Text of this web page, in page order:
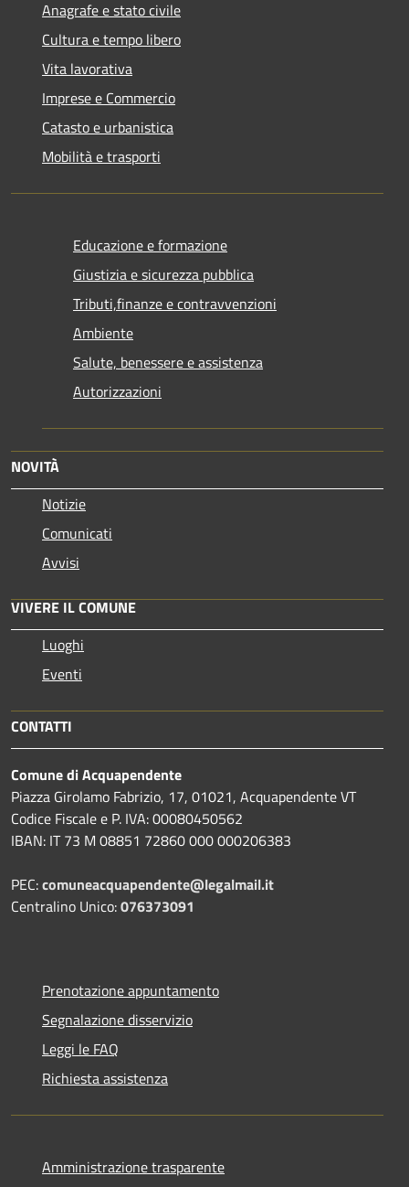
Anagrafe e stato civile
Cultura e tempo libero
Vita lavorativa
Imprese e Commercio
Catasto e urbanistica
Mobilità e trasporti
Educazione e formazione
Giustizia e sicurezza pubblica
Tributi,finanze e contravvenzioni
Ambiente
Salute, benessere e assistenza
Autorizzazioni
NOVITÀ
Notizie
Comunicati
Avvisi
VIVERE IL COMUNE
Luoghi
Eventi
CONTATTI
Comune di Acquapendente
Piazza Girolamo Fabrizio, 17, 01021, Acquapendente VT
Codice Fiscale e P. IVA: 00080450562
IBAN: IT 73 M 08851 72860 000 000206383
PEC:comuneacquapendente@legalmail.it
Centralino Unico:076373091
Prenotazione appuntamento
Segnalazione disservizio
Leggi le FAQ
Richiesta assistenza
Amministrazione trasparente